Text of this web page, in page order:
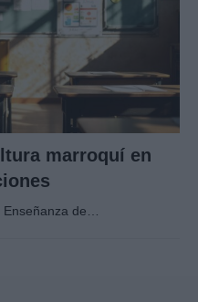
marroquí en
de…